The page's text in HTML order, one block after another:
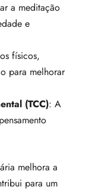
a meditação
e
físicos,
para melhorar
(TCC): A
melhora a
para um